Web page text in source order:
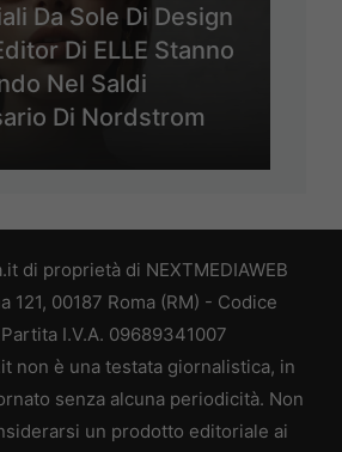
Da Sole Di Design
Di ELLE Stanno
Nel Saldi
Di Nordstrom
di proprietà di NEXTMEDIAWEB
121, 00187 Roma (RM) - Codice
I.V.A. 09689341007
non è una testata giornalistica, in
senza alcuna periodicità. Non
un prodotto editoriale ai